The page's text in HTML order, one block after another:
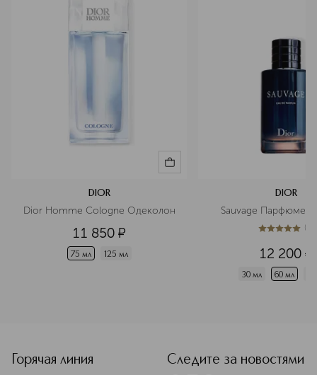
DIOR
Dior Homme Cologne Одеколон
11 850 ¤
75 мл 125 мл
DIOR
Sauvage
5из 51 (
12 200 ¤
30 мл 60 мл
Горячая линия
Следите за новостями